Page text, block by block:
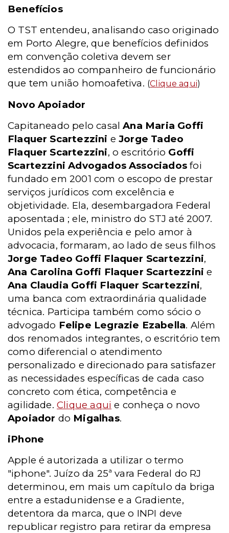
Benefícios
O TST entendeu, analisando caso originado
em Porto Alegre, que benefícios definidos
em convenção coletiva devem ser
estendidos ao companheiro de funcionário
que tem união homoafetiva. (Clique aqui)
Novo Apoiador
Capitaneado pelo casalAna Maria Goffi
Flaquer Scartezzini eJorge Tadeo
Flaquer Scartezzini, o escritório Goffi
Scartezzini Advogados Associadosfoi
fundado em 2001 com o escopo de prestar
serviços jurídicos com excelência e
objetividade. Ela, desembargadora Federal
aposentada ; ele, ministro do STJ até 2007.
Unidos pela experiência e pelo amor à
advocacia, formaram, ao lado de seus filhos
Jorge Tadeo Goffi Flaquer Scartezzini,
Ana Carolina Goffi Flaquer Scartezzini e
Ana Claudia Goffi Flaquer Scartezzini,
uma banca com extraordinária qualidade
técnica. Participa também como sócio o
advogado Felipe Legrazie Ezabella. Além
dos renomados integrantes, o escritório tem
como diferencial o atendimento
personalizado e direcionado para satisfazer
as necessidades específicas de cada caso
concreto com ética, competência e
agilidade.Clique aqui e conheça o novo
Apoiador do Migalhas.
iPhone
Apple é autorizada a utilizar o termo
"iphone". Juízo da 25ª vara Federal do RJ
determinou, em mais um capítulo da briga
entre a estadunidense e a Gradiente,
detentora da marca, que o INPI deve
republicar registro para retirar da empresa